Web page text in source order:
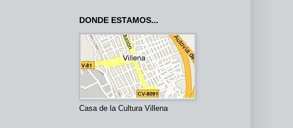
DONDE ESTAMOS...
Casa de la Cultura Villena